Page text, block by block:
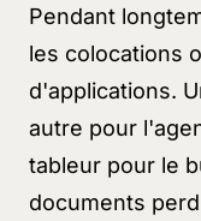
Pendant
les colocations
d'applications.
autre pour
tableur pour le
documents